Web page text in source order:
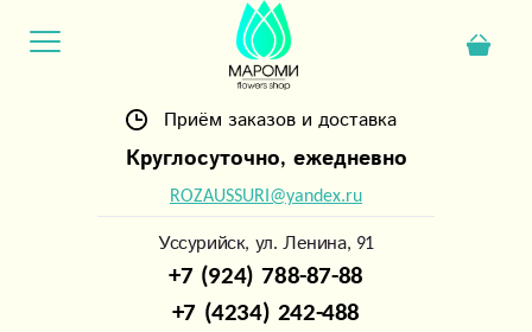
Приём заказов и доставка
Круглосуточно, ежедневно
ROZAUSSURI@yandex.ru
Уссурийск, ул. Ленина, 91
+7 (924) 788-87-88
+7 (4234) 242-488